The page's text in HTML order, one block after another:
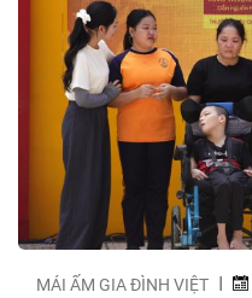
MÁI ẤM GIA ĐÌNH VIỆT